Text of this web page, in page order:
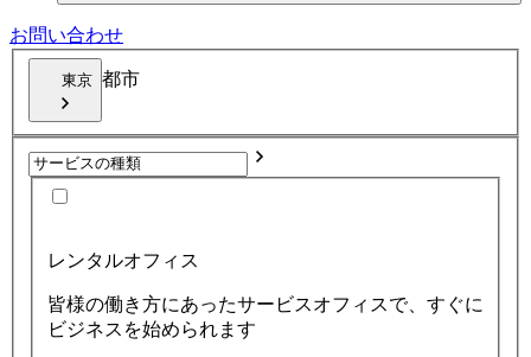
お問い合わせ
東京 都市
レンタルオフィス
皆様の働き方にあったサービスオフィスで、すぐに
ビジネスを始められます